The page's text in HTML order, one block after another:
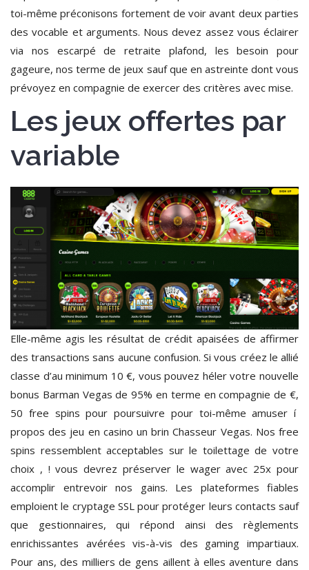
toi-même préconisons fortement de voir avant deux parties
des vocable et arguments. Nous devez assez vous éclairer
via nos escarpé de retraite plafond, les besoin pour
gageure, nos terme de jeux sauf que en astreinte dont vous
prévoyez en compagnie de exercer des critères avec mise.
Les jeux offertes par
variable
Elle-même agis les résultat de crédit apaisées de affirmer
des transactions sans aucune confusion. Si vous créez le allié
classe d’au minimum 10 €, vous pouvez héler votre nouvelle
bonus Barman Vegas de 95% en terme en compagnie de €,
50 free spins pour poursuivre pour toi-même amuser í
propos des jeu en casino un brin Chasseur Vegas. Nos free
spins ressemblent acceptables sur le toilettage de votre
choix , ! vous devrez préserver le wager avec 25x pour
accomplir entrevoir nos gains. Les plateformes fiables
emploient le cryptage SSL pour protéger leurs contacts sauf
que gestionnaires, qui répond ainsi des règlements
enrichissantes avérées vis-à-vis des gaming impartiaux.
Pour ans, des milliers de gens aillent à elles aventure dans